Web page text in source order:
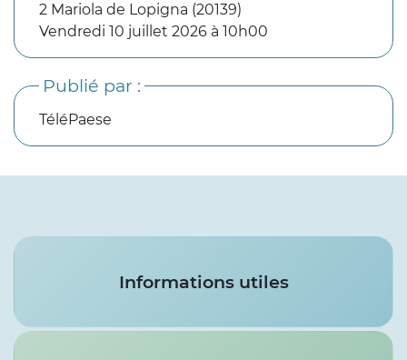
2 Mariola de Lopigna (20139)
Vendredi 10 juillet 2026 à 10h00
Publié par :
TéléPaese
Services
Informations utiles